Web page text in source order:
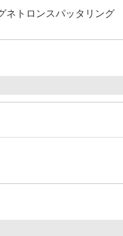
ネトロンスパッタリング